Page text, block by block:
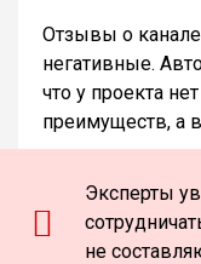
Отзывы о
негативные.
что у проекта
преимуществ, а
Эксперты
не